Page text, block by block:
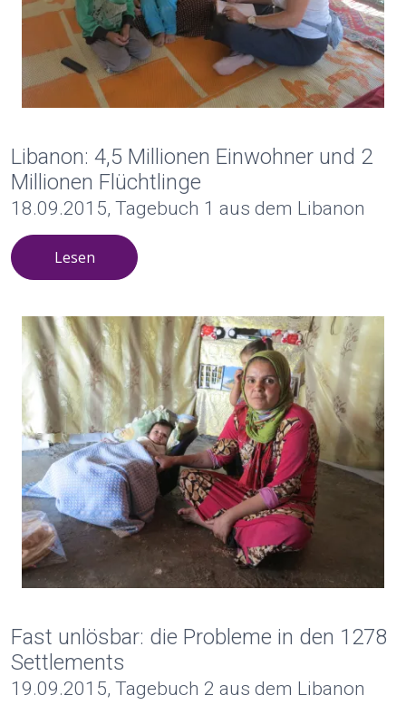
Libanon: 4,5 Millionen Einwohner und 2
Millionen Flüchtlinge
18.09.2015, Tagebuch 1 aus dem Libanon
Lesen
Fast unlösbar: die Probleme in den 1278
Settlements
19.09.2015, Tagebuch 2 aus dem Libanon